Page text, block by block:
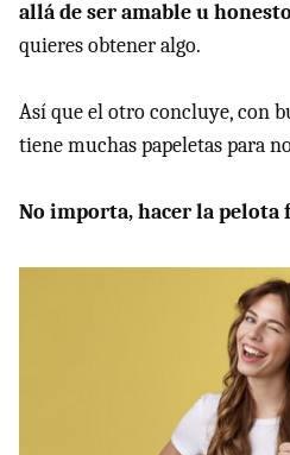
allá de ser amable u honesto
quieres obtener algo.
Así que el otro concluye, con
tiene muchas papeletas para
No importa, hacer la pelota